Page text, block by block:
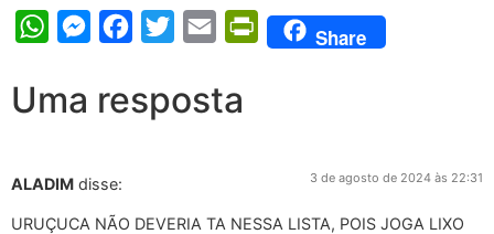
WhatsAppMessengerFacebook
Twitter Email PrintFriendly
Share
Uma resposta
ALADIM disse: 3 de agosto de 2024 às 22:31
URUÇUCA NÃO DEVERIA TA NESSA LISTA, POIS JOGA LIXO